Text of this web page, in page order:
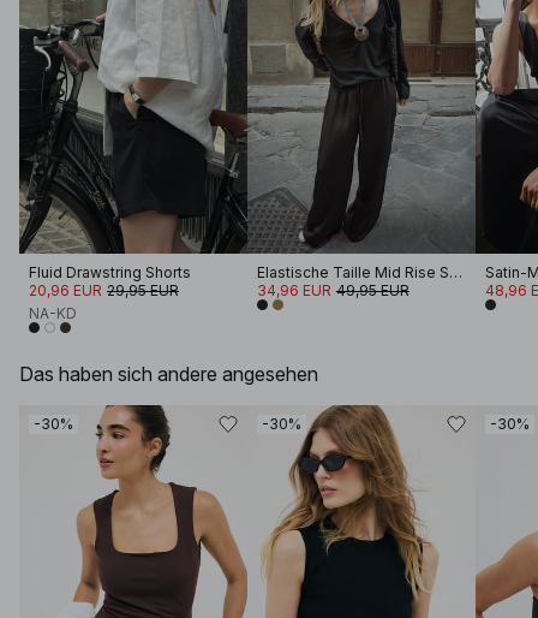
Fluid Drawstring Shorts
20,96 EUR 29,95 EUR
NA-KD
Elastische Taille Mid Rise Satin-Hosen
34,96 EUR 49,95 EUR 48,96
Das haben sich andere angesehen
-30% -30% -30%